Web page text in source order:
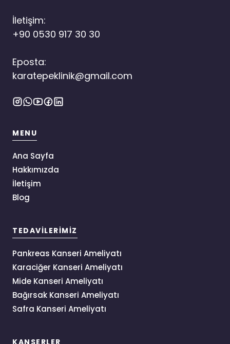
İletişim:
+90 0530 917 30 30
Eposta:
karatepeklinik@gmail.com
MENU
Ana Sayfa
Hakkımızda
İletişim
Blog
TEDAVILERIMIZ
Pankreas Kanseri Ameliyatı
Karaciğer Kanseri Ameliyatı
Mide Kanseri Ameliyatı
Bağırsak Kanseri Ameliyatı
Safra Kanseri Ameliyatı